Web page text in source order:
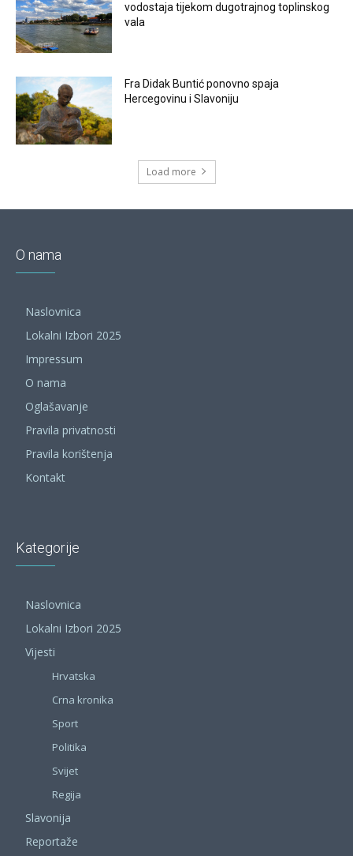
vodostaja tijekom dugotrajnog toplinskog
vala
Fra Didak Buntić ponovno spaja
Hercegovinu i Slavoniju
Load more
O nama
Naslovnica
Lokalni Izbori 2025
Impressum
O nama
Oglašavanje
Pravila privatnosti
Pravila korištenja
Kontakt
Kategorije
Naslovnica
Lokalni Izbori 2025
Vijesti
Hrvatska
Crna kronika
Sport
Politika
Svijet
Regija
Slavonija
Reportaže